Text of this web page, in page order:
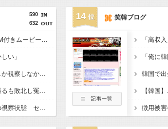
590
632
首相官邸、高市首相熊本訪問の感動BGM付きムービーを投稿「全部が全部ありがたかったです」
い」
内閣広報官「高市総理が避難所を３分しか視察しなかったなんてデマ！50分いたぞ????」 →しかし事実上の視察は数分で正解
再審見直し法案、稲田朋美議員らが頑張るも敗北し冤罪当事者が失望する内容に終わる
高市総理の避難所訪問、北朝鮮将軍様の視察状態 セッティグされた場所に登場し 「ここは快適で至れり尽くせり、日本人で良かった」と賛美を受ける しかし他の避難所では…
14 笑韓ブログ